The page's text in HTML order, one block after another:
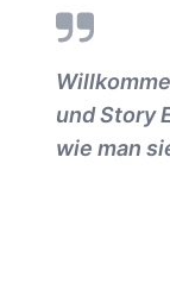
und Story
wie man